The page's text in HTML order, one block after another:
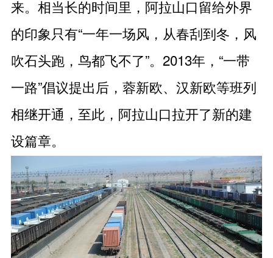
来。相当长的时间里，阿拉山口留给外界
的印象只有“一年一场风，从春刮到冬，风
吹石头跑，鸟都飞不了”。2013年，“一带
一路”倡议提出后，蓉新欧、汉新欧等班列
相继开通，至此，阿拉山口拉开了新的建
设篇章。